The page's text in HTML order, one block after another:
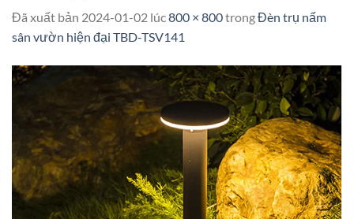
Đã xuất bản 2024-01-02 lúc800 × 800trongĐèn trụ nấm
sân vườn hiện đại TBD-TSV141